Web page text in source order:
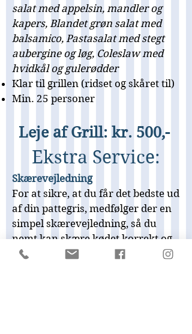
salat med appelsin, mandler og
kapers, Blandet grøn salat med
balsamico, Pastasalat med stegt
aubergine og løg, Coleslaw med
hvidkål og gulerødder
Klar til grillen (ridset og skåret til)
Min. 25 personer
Leje af Grill: kr. 500,-
Ekstra Service:
Skærevejledning
For at sikre, at du får det bedste ud
af din pattegris, medfølger der en
simpel skærevejledning, så du
nemt kan skære kødet korrekt og
servere det.